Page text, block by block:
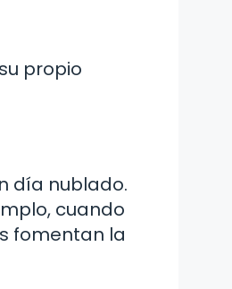
propio
día nublado.
cuando
fomentan la